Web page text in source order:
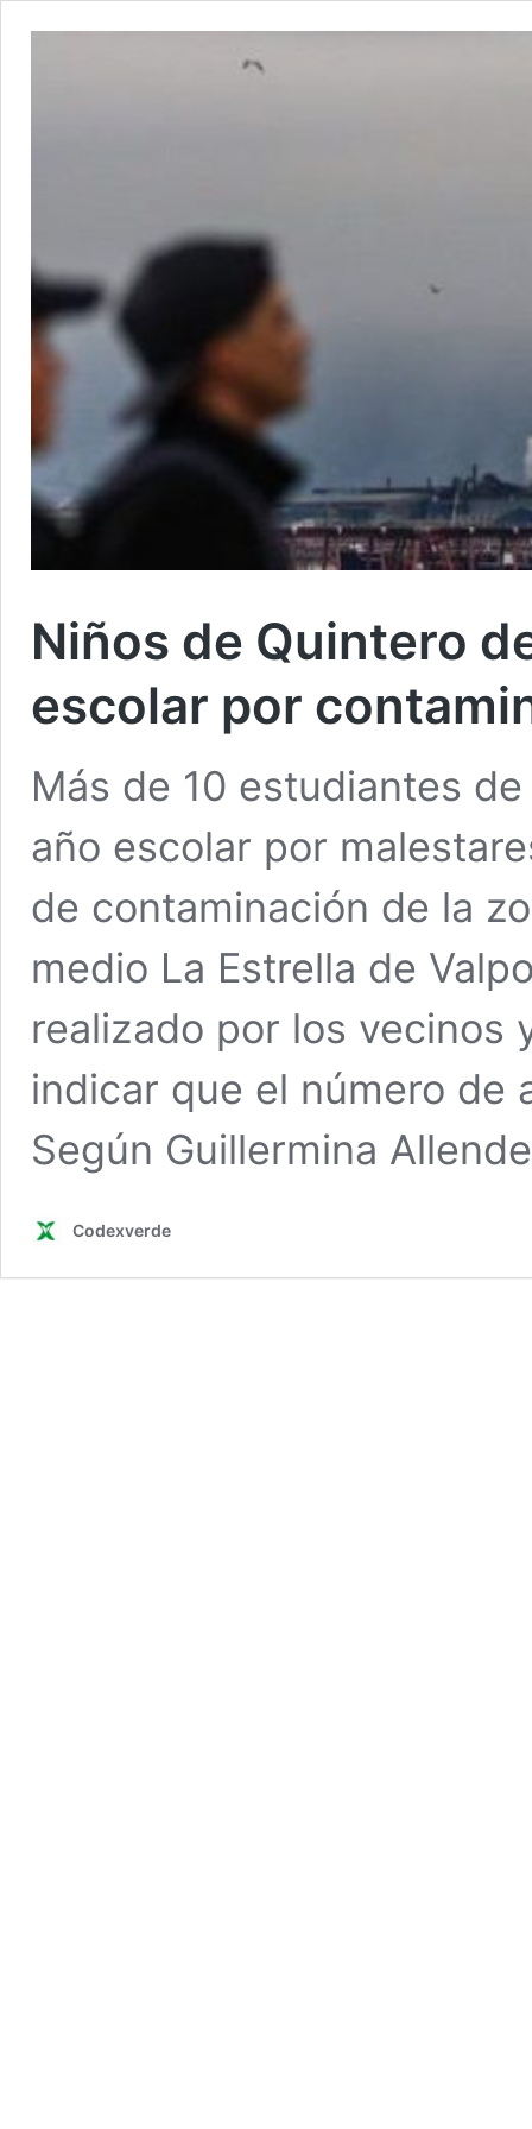
Niños de Quintero
escolar por
Más de 10 estudiantes
año escolar por
de contaminación de la
medio La Estrella de
realizado por los vecinos
indicar que el número de
Según Guillermina
Codexverde